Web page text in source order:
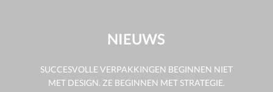
NIEUWS
SUCCESVOLLE VERPAKKINGEN BEGINNEN NIET
MET DESIGN. ZE BEGINNEN MET STRATEGIE.